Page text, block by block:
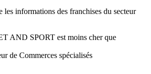
les informations des franchises du secteur
AND SPORT est moins cher que
de Commerces spécialisés